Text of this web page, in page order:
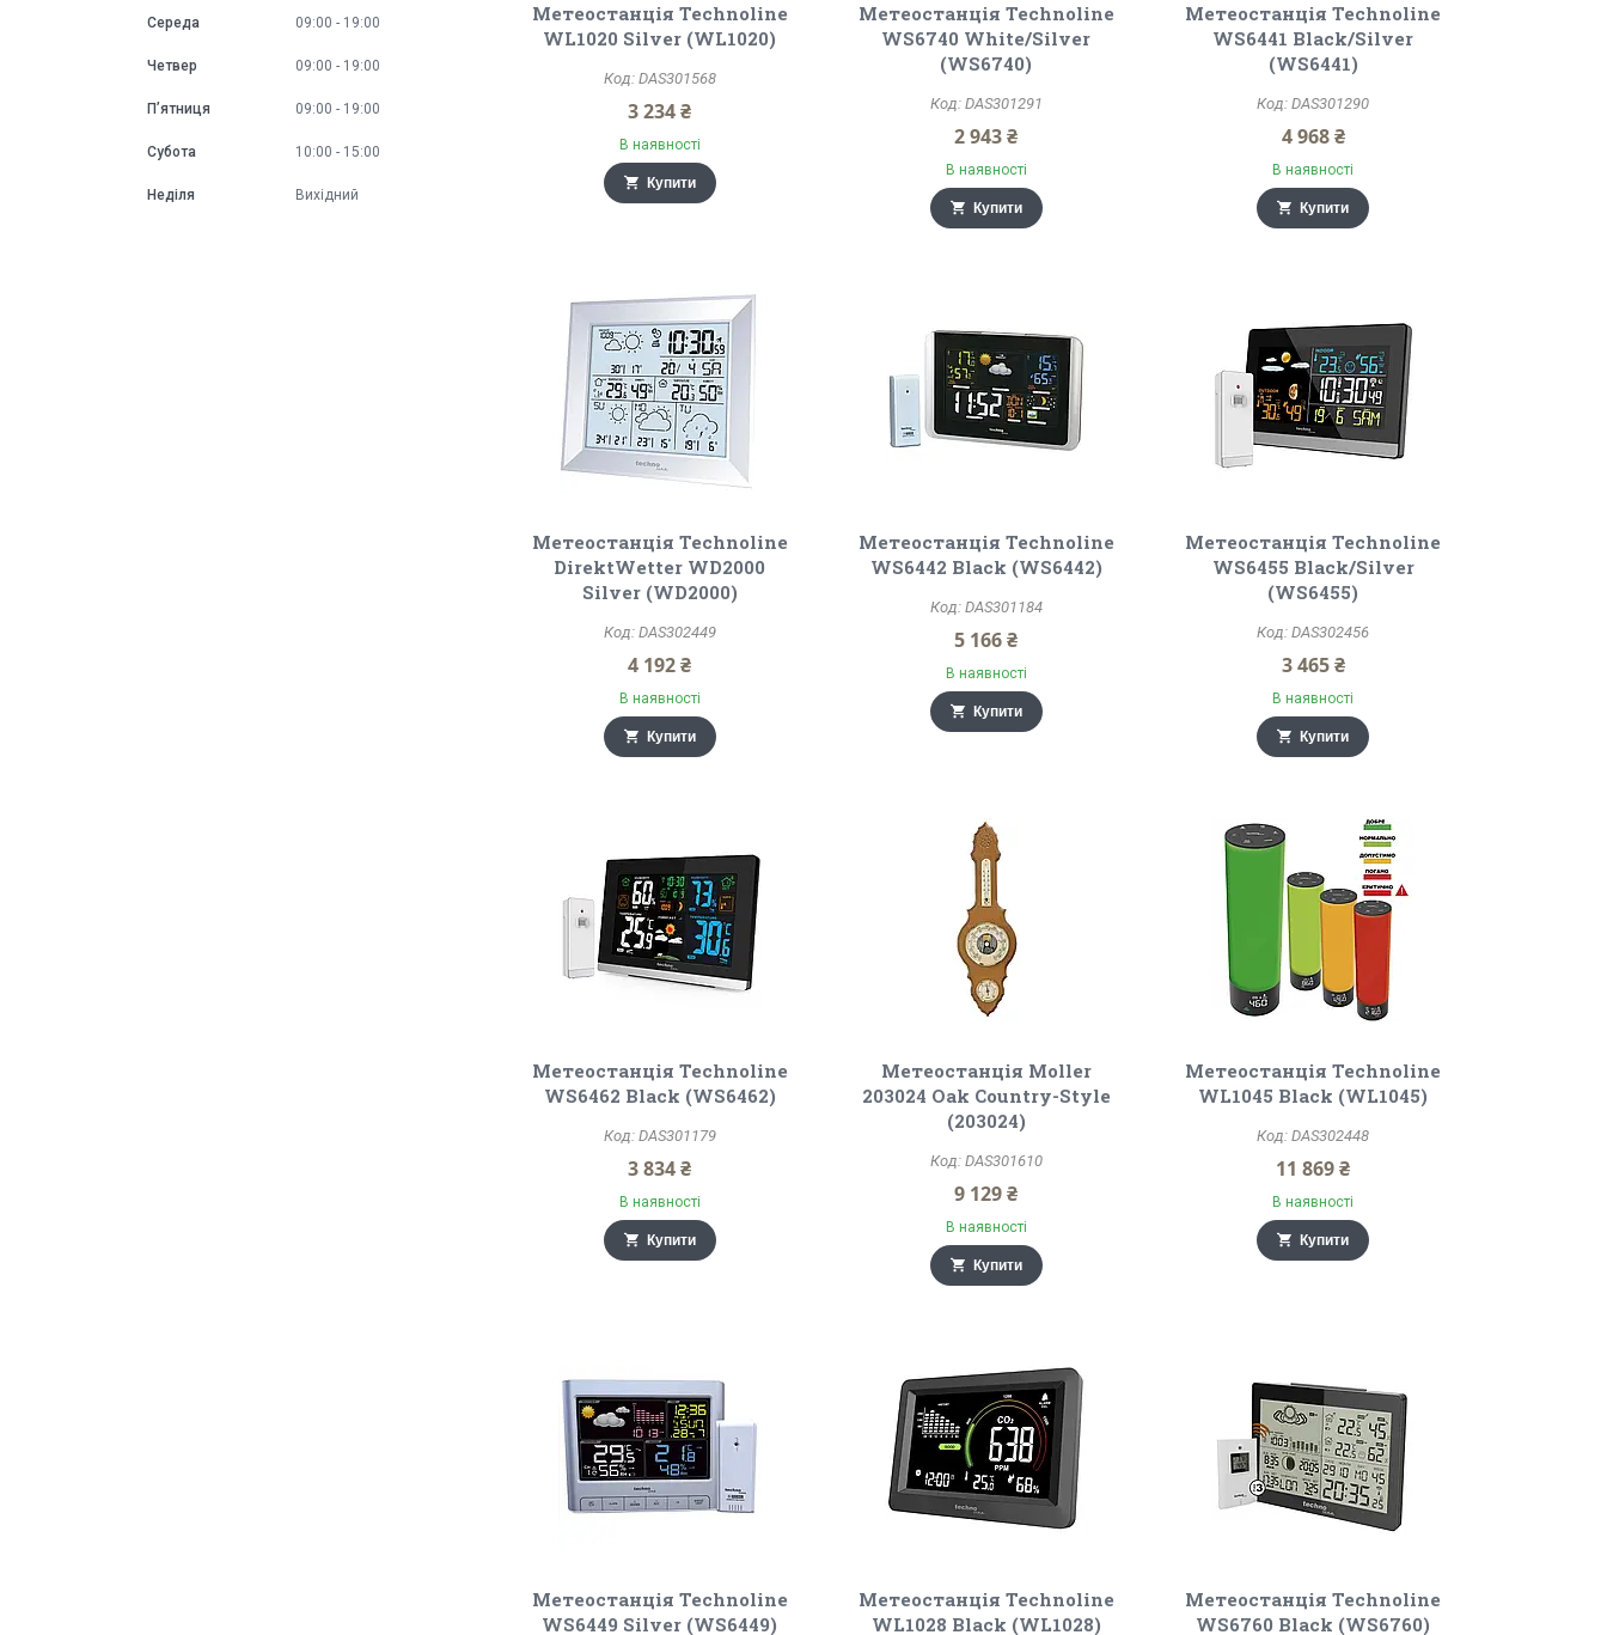
Метеостанція Technoline
WL1020 Silver (WL1020)
DAS301568
3 234 ₴
В наявності
Купити
Метеостанція Technoline
WS6740 White/Silver
(WS6740)
DAS301291
2 943 ₴
В наявності
Купити
Метеостанція Technoline
WS6441 Black/Silver
(WS6441)
DAS301290
4 968 ₴
В наявності
Купити
Метеостанція Technoline
DirektWetter WD2000
Silver (WD2000)
DAS302449
4 192 ₴
В наявності
Купити
Метеостанція Technoline
WS6442 Black (WS6442)
DAS301184
5 166 ₴
В наявності
Купити
Метеостанція Technoline
WS6455 Black/Silver
(WS6455)
DAS302456
3 465 ₴
В наявності
Купити
Метеостанція Technoline
WS6462 Black (WS6462)
DAS301179
3 834 ₴
В наявності
Купити
Метеостанція Moller
203024 Oak Country-Style
(203024)
DAS301610
9 129 ₴
В наявності
Купити
Метеостанція Technoline
WL1045 Black (WL1045)
DAS302448
11 869 ₴
В наявності
Купити
Метеостанція Technoline
WS6449 Silver (WS6449)
Метеостанція Technoline
WL1028 Black (WL1028)
Метеостанція Technoline
WS6760 Black (WS6760)
Середа 09:00 19:00
Четвер 09:00 19:00
Пʼятниця 09:00 19:00
Субота 10:00 15:00
Неділя Вихідний